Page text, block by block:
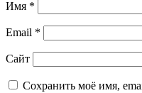
Имя *
Email *
Сайт
Сохранить моё имя,